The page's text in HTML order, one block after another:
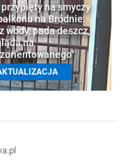
na smyczy
na Bródnie.
wody, pada deszcz,
na